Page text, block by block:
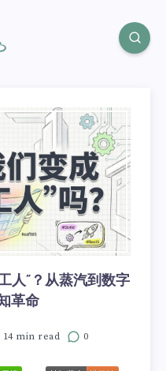
人”？从蒸汽到数字
革命
14 min read 0